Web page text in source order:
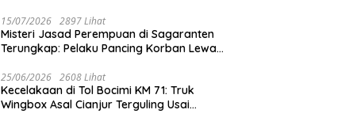
15/07/2026 2897 Lihat
Misteri Jasad Perempuan di Sagaranten
Terungkap: Pelaku Pancing Korban Lewat
25/06/2026 2608 Lihat
Kecelakaan di Tol Bocimi KM 71: Truk
Wingbox Asal Cianjur Terguling Usai